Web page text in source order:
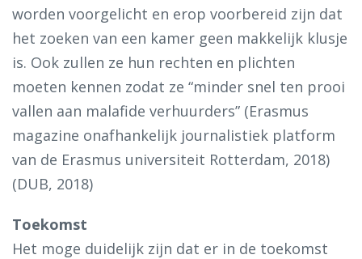
worden voorgelicht en erop voorbereid zijn dat
het zoeken van een kamer geen makkelijk klusje
is. Ook zullen ze hun rechten en plichten
moeten kennen zodat ze “minder snel ten prooi
vallen aan malafide verhuurders” (Erasmus
magazine onafhankelijk journalistiek platform
van de Erasmus universiteit Rotterdam, 2018)
(DUB, 2018)
Toekomst
Het moge duidelijk zijn dat er in de toekomst